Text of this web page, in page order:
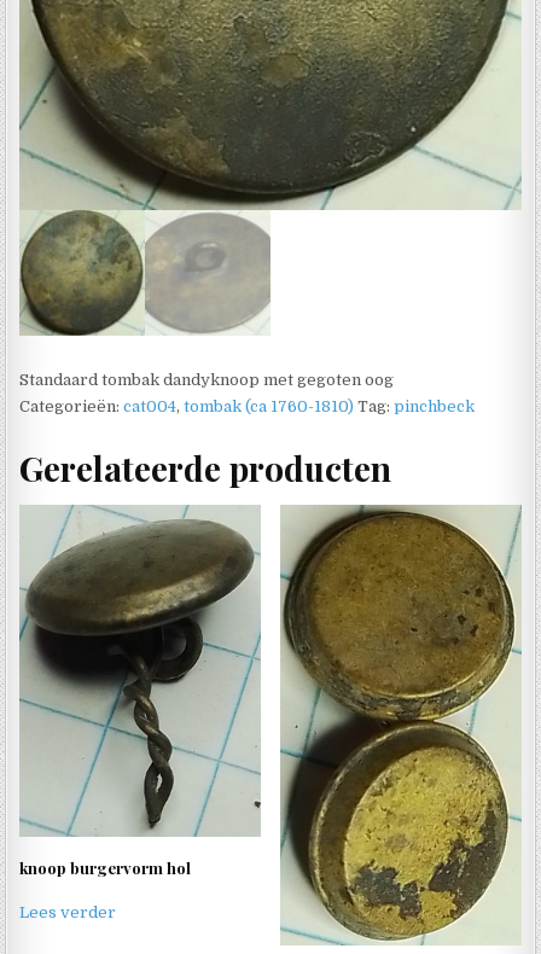
Standaard tombak dandyknoop met gegoten oog
Categorieën:cat004,tombak (ca 1760-1810) Tag:pinchbeck
Gerelateerde producten
knoop burgervorm hol
Lees verder